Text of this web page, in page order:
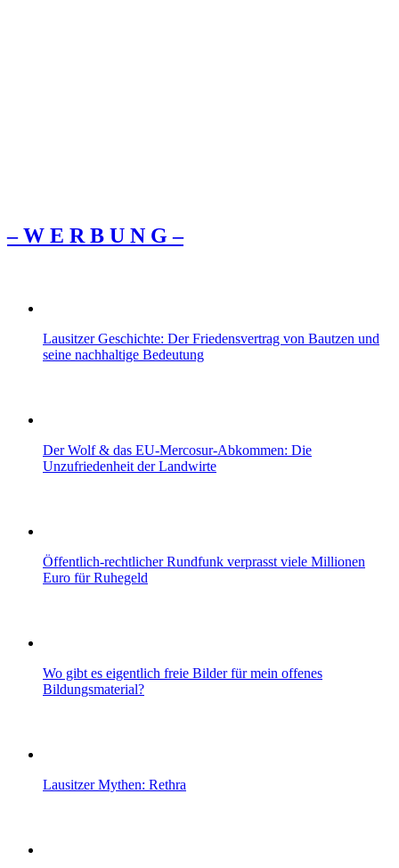
– W Ε R Β U Ν G –
Lausitzer Geschichte: Der Friedensvertrag von Bautzen und
seine nachhaltige Bedeutung
Der Wolf & das EU-Mercosur-Abkommen: Die
Unzufriedenheit der Landwirte
Öffentlich-rechtlicher Rundfunk verprasst viele Millionen
Euro für Ruhegeld
Wo gibt es eigentlich freie Bilder für mein offenes
Bildungsmaterial?
Lausitzer Mythen: Rethra